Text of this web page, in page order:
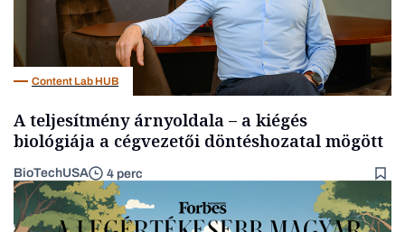
Content Lab HUB
A teljesítmény árnyoldala – a kiégés
biológiája a cégvezetői döntéshozatal mögött
BioTechUSA 4 perc